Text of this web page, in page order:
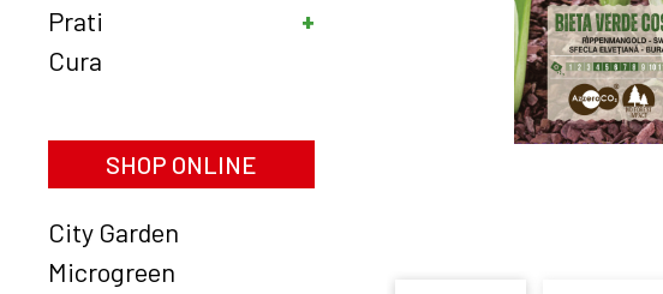
Prati
Cura
SHOP ONLINE
City Garden
Microgreen